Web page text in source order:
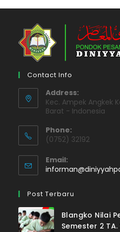
Contact Info
Address:
Kec. Ampek Angkek
Barat - Indonesia
Phone:
(0752) 32192
Email:
Post Terbaru
Blangko Nilai
Semester 2